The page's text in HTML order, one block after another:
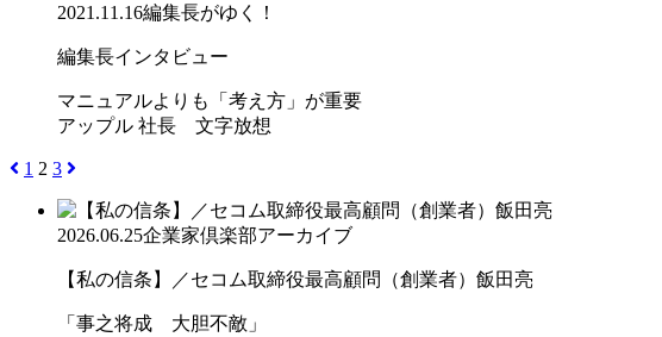
2021.11.16編集長がゆく！
編集長インタビュー
マニュアルよりも「考え方」が重要
アップル 社長 文字放想
1 2 3
2026.06.25企業家倶楽部アーカイブ
【私の信条】／セコム取締役最高顧問（創業者）飯田亮
「事之将成 大胆不敵」